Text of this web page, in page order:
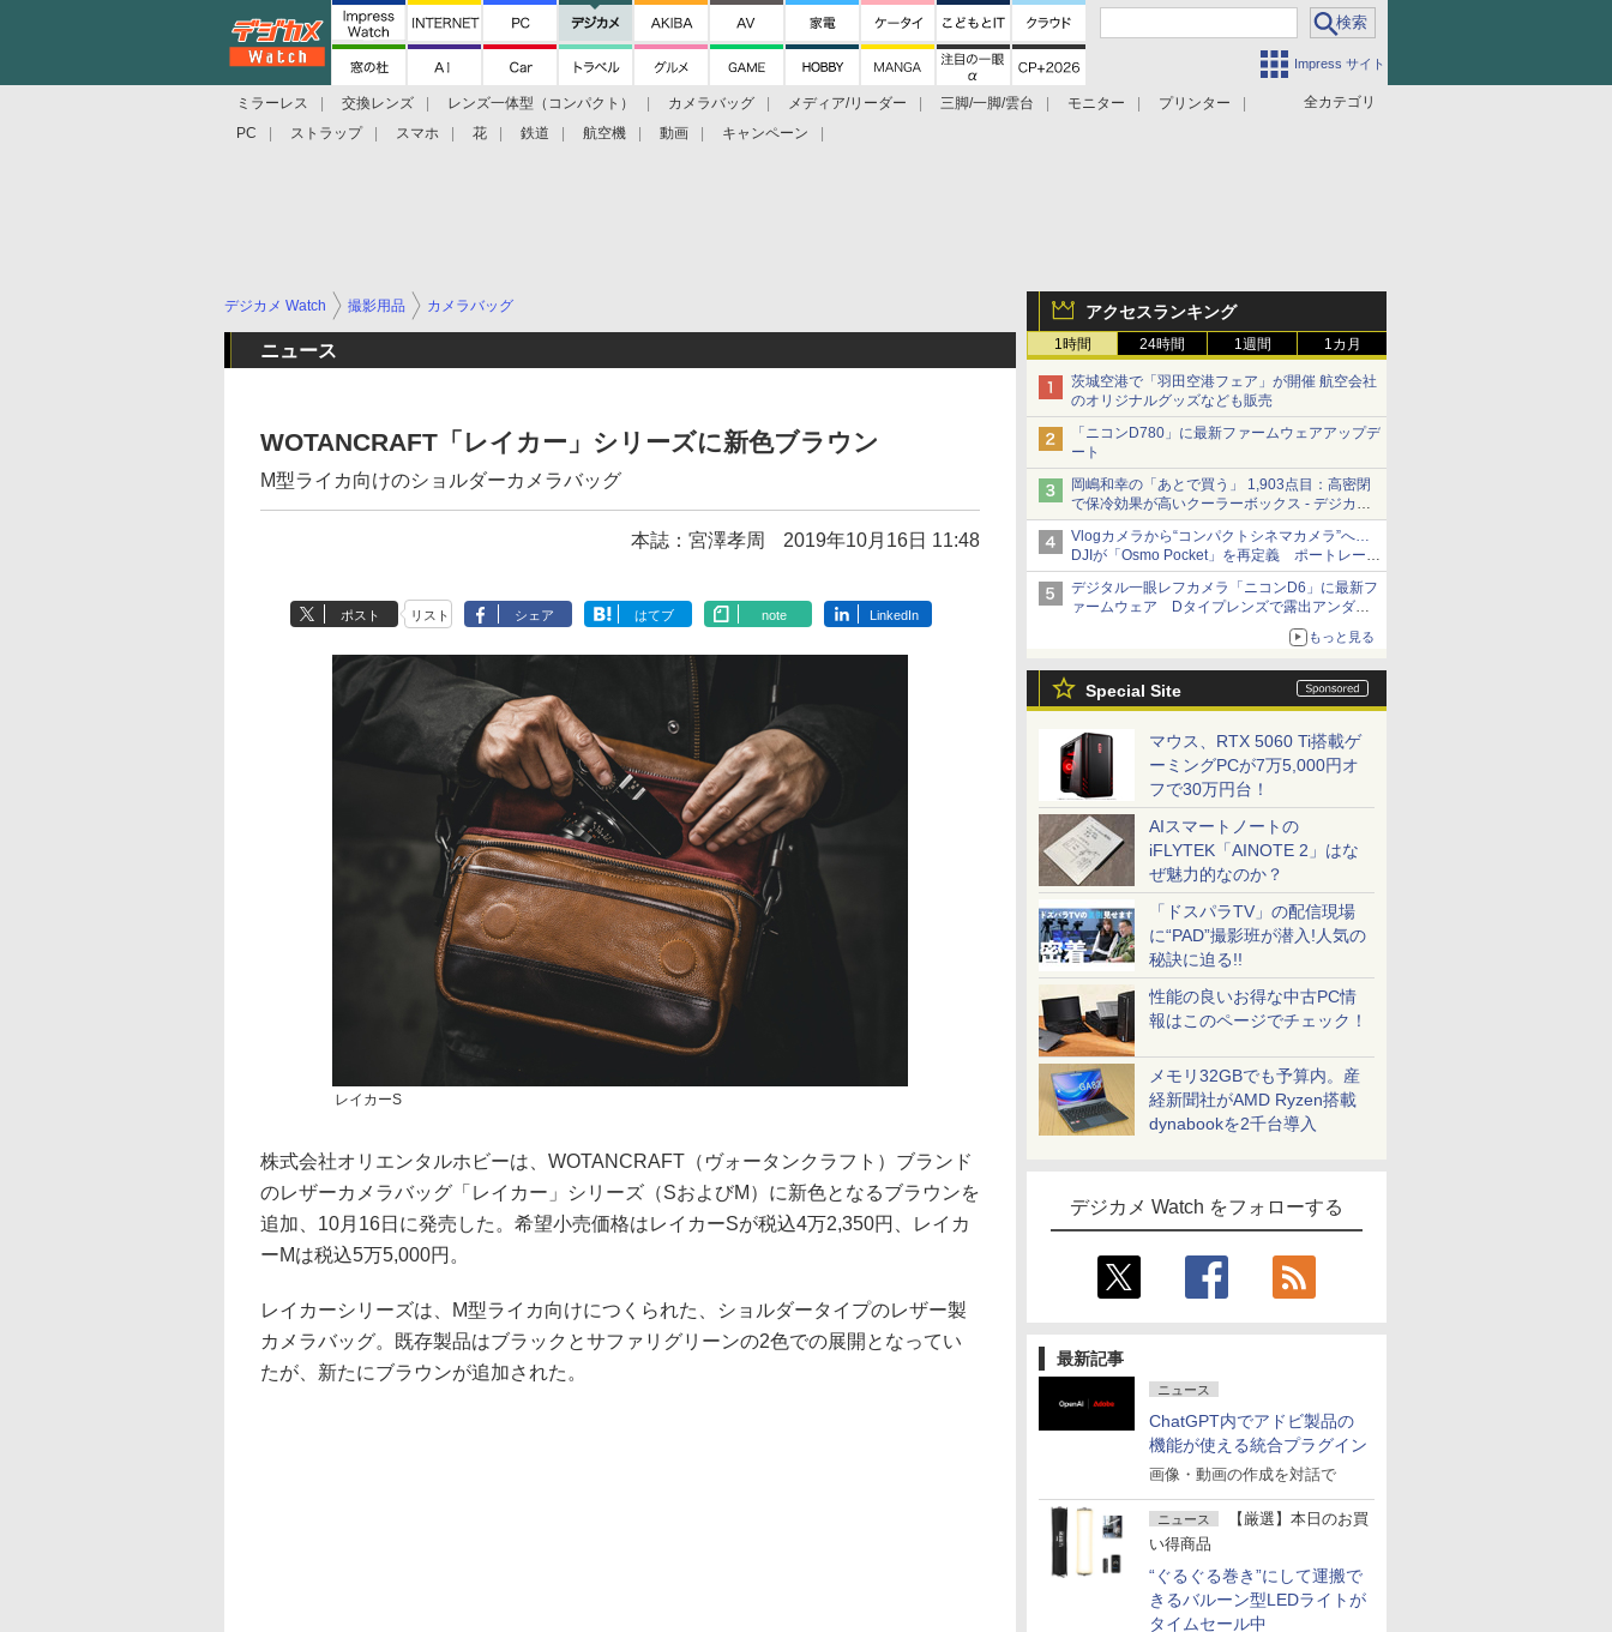
Impress サイト
全カテゴリ
ミラーレス 交換レンズ レンズ一体型（コンパクト） カメラバッグ メディア/リーダー 三脚/一脚/雲台 モニター
プリンター
PC
ストラップ スマホ 花 鉄道 航空機 動画 キャンペーン
アクセスランキング
1時間 24時間 1週間 1カ月
茨城空港で「羽田空港フェア」が開催 航空会社
のオリジナルグッズなども販売
「ニコンD780」に最新ファームウェアアップデ
ート
岡嶋和幸の「あとで買う」 1,903点目：高密閉
で保冷効果が高いクーラーボックス - デジカメ
Watch
Vlogカメラから“コンパクトシネマカメラ”へ…
DJIが「Osmo Pocket」を再定義 ポートレート
重視の映像設計に
デジタル一眼レフカメラ「ニコンD6」に最新フ
ァームウェア Dタイプレンズで露出アンダー
もっと見る
Special Site
マウス、RTX 5060 Ti搭載ゲ
ーミングPCが7万5,000円オ
フで30万円台！
AIスマートノートの
iFLYTEK「AINOTE 2」はな
ぜ魅力的なのか？
「ドスパラTV」の配信現場
に“PAD”撮影班が潜入!人気の
秘訣に迫る!!
性能の良いお得な中古PC情
報はこのページでチェック！
メモリ32GBでも予算内。産
経新聞社がAMD Ryzen搭載
dynabookを2千台導入
デジカメ Watch をフォローする
最新記事
ニュース
ChatGPT内でアドビ製品の
機能が使える統合プラグイン
画像・動画の作成を対話で
ニュース
【厳選】本日のお買
い得商品
“ぐるぐる巻き”にして運搬で
きるバルーン型LEDライトが
タイムセール中
デジカメ Watch 撮影用品 カメラバッグ
ニュース
WOTANCRAFT「レイカー」シリーズに新色ブラウン
M型ライカ向けのショルダーカメラバッグ
本誌：宮澤孝周 2019年10月16日 11:48
ポスト リスト シェア はてブ note LinkedIn
レイカーS
株式会社オリエンタルホビーは、WOTANCRAFT（ヴォータンクラフト）ブランド
のレザーカメラバッグ「レイカー」シリーズ（SおよびM）に新色となるブラウンを
追加、10月16日に発売した。希望小売価格はレイカーSが税込4万2,350円、レイカ
ーMは税込5万5,000円。
レイカーシリーズは、M型ライカ向けにつくられた、ショルダータイプのレザー製
カメラバッグ。既存製品はブラックとサファリグリーンの2色での展開となってい
たが、新たにブラウンが追加された。